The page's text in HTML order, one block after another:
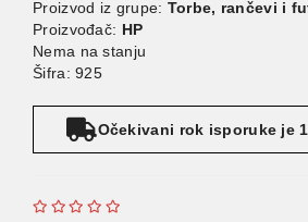
Proizvod iz grupe: Torbe, rančevi i
Proizvođač: HP
Nema na stanju
Šifra: 925
Očekivani rok isporuke je